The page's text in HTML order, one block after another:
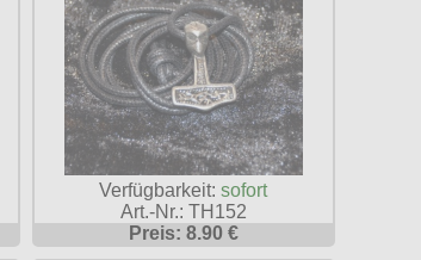
Verfügbarkeit:sofort
Art.-Nr.: TH152
Preis: 8.90 €